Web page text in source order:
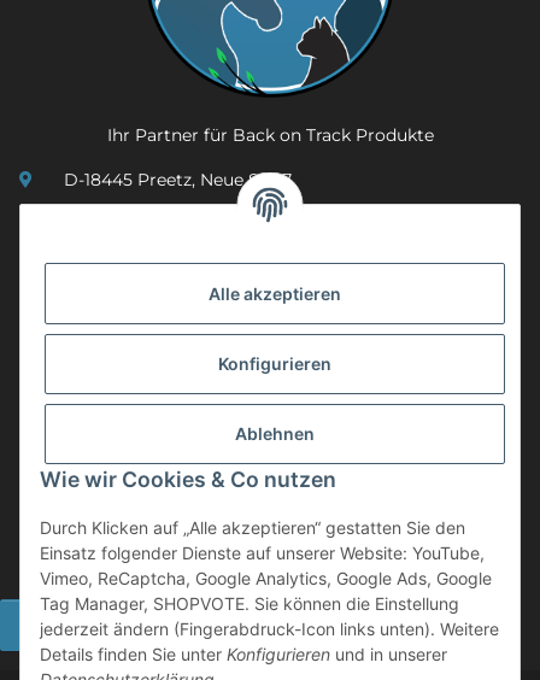
Alle akzeptieren
Konfigurieren
Ablehnen
Wie wir Cookies & Co nutzen
Durch Klicken auf „Alle akzeptieren“ gestatten Sie den
Einsatz folgender Dienste auf unserer Website: YouTube,
Vimeo, ReCaptcha, Google Analytics, Google Ads, Google
Tag Manager, SHOPVOTE. Sie können die Einstellung
jederzeit ändern (Fingerabdruck-Icon links unten). Weitere
Details finden Sie unter Konfigurieren und in unserer
Ihr Partner für Back on Track Produkte
D-18445 Preetz, Neue Str. 7
info@mobility-in-harmony.de
Informationen
Back on Track
ZAHLUNGSMETHODEN
Widerrufsbutton